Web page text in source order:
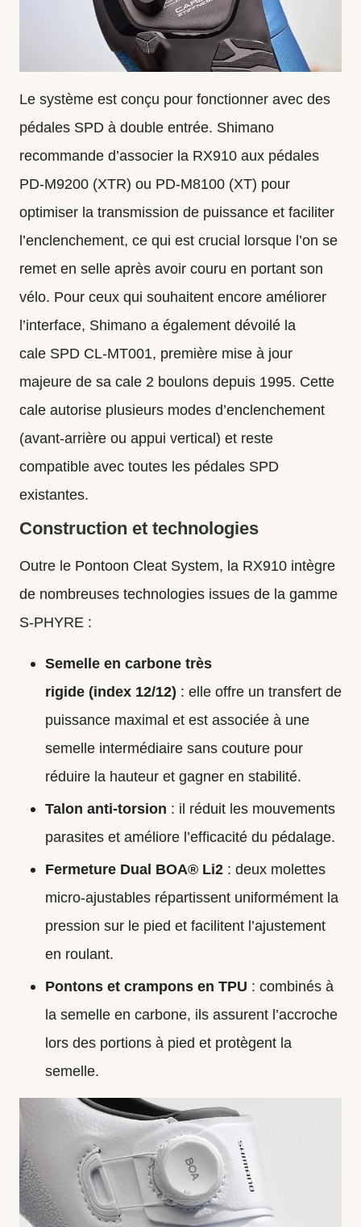
Le système est conçu pour fonctionner avec des
pédales SPD à double entrée. Shimano
recommande d’associer la RX910 aux pédales
PD‑M9200 (XTR) ou PD‑M8100 (XT) pour
optimiser la transmission de puissance et faciliter
l’enclenchement, ce qui est crucial lorsque l’on se
remet en selle après avoir couru en portant son
vélo. Pour ceux qui souhaitent encore améliorer
l’interface, Shimano a également dévoilé la
cale SPD CL‑MT001, première mise à jour
majeure de sa cale 2 boulons depuis 1995. Cette
cale autorise plusieurs modes d’enclenchement
(avant‑arrière ou appui vertical) et reste
compatible avec toutes les pédales SPD
existantes.
Construction et technologies
Outre le Pontoon Cleat System, la RX910 intègre
de nombreuses technologies issues de la gamme
S‑PHYRE :
Semelle en carbone très
rigide (index 12/12) : elle offre un transfert de
puissance maximal et est associée à une
semelle intermédiaire sans couture pour
réduire la hauteur et gagner en stabilité.
Talon anti‑torsion : il réduit les mouvements
parasites et améliore l’efficacité du pédalage.
Fermeture Dual BOA® Li2 : deux molettes
micro‑ajustables répartissent uniformément la
pression sur le pied et facilitent l’ajustement
en roulant.
Pontons et crampons en TPU : combinés à
la semelle en carbone, ils assurent l’accroche
lors des portions à pied et protègent la
semelle.